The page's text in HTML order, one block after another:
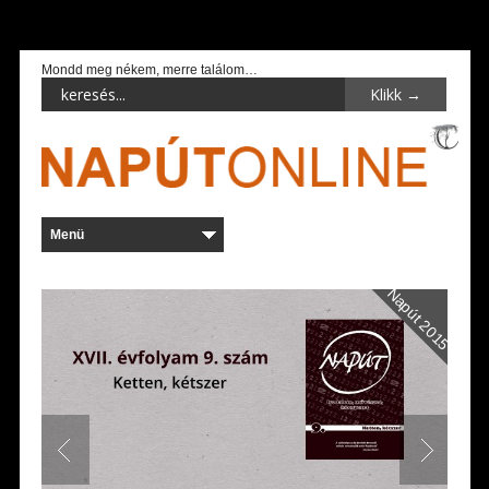
Mondd meg nékem, merre találom…
Napút 2015
Napút 2015